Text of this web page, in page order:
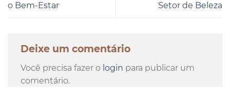
o Bem-Estar
Setor de Beleza
Deixe um comentário
Você precisa fazer o login para publicar um
comentário.